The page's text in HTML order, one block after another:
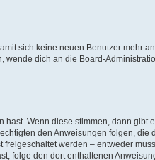
sich keine neuen Benutzer mehr
wende dich an die Board-
Wenn diese stimmen, dann gibt
den Anweisungen folgen,
werden – entweder
folge den dort enthaltenen